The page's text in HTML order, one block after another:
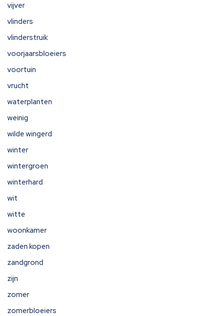
vijver
vlinders
vlinderstruik
voorjaarsbloeiers
voortuin
vrucht
waterplanten
weinig
wilde wingerd
winter
wintergroen
winterhard
wit
witte
woonkamer
zaden kopen
zandgrond
zijn
zomer
zomerbloeiers